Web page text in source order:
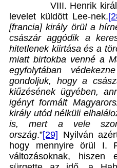
VIII. Henrik király
levelet küldött Lee-nek.
[francia] király örül a
császár aggódik a
hitetlenek kiirtása és a
miatt birtokba venné a
egyfolytában
gondoljuk, hogy a
kiűzésének ügyében,
igényt formált
király utód nélküli
is, mert a vele
ország.”[29] Nyilván
hogy mennyire örül I.
változásoknak,